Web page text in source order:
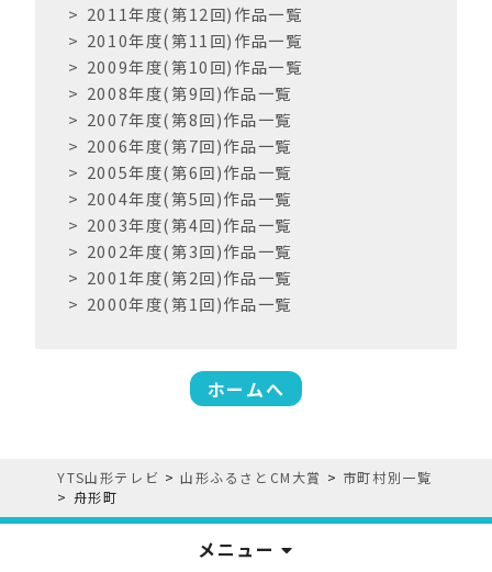
2011年度(第12回)作品一覧
2010年度(第11回)作品一覧
2009年度(第10回)作品一覧
2008年度(第9回)作品一覧
2007年度(第8回)作品一覧
2006年度(第7回)作品一覧
2005年度(第6回)作品一覧
2004年度(第5回)作品一覧
2003年度(第4回)作品一覧
2002年度(第3回)作品一覧
2001年度(第2回)作品一覧
2000年度(第1回)作品一覧
ホームへ
YTS山形テレビ >山形ふるさとCM大賞 > 市町村別一覧
> 舟形町
メニュー